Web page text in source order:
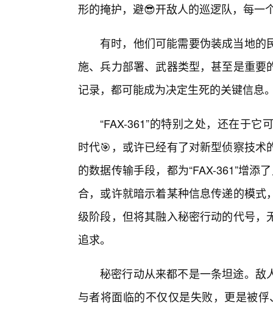
形的掩护，避😎开敌人的巡逻队，每一
有时，他们可能需要伪装成当地
施、兵力部署、武器类型，甚至是重
记录，都可能成为决定生死的关键信息
“FAX-361”的特别之处，还在于
时代🎯，或许已经有了对新型侦察技
的数据传输手段，都为“FAX-361”增添
合，或许就暗示着某种信息传递的模
级阶段，但将其融入秘密行动的代号
追求。
秘密行动从来都不是一条坦途。敌
与者将面临的不仅仅是失败，更是被